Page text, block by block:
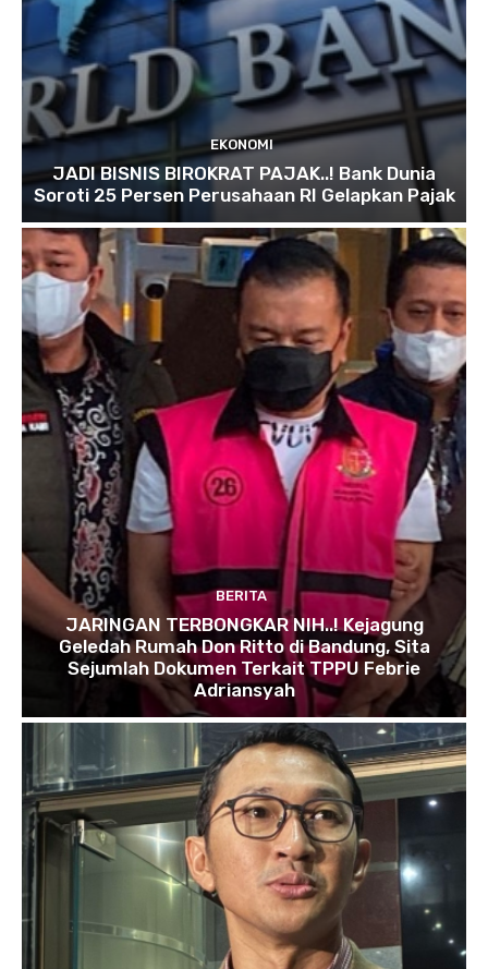
EKONOMI
JADI BISNIS BIROKRAT PAJAK..! Bank Dunia
Soroti 25 Persen Perusahaan RI Gelapkan Pajak
BERITA
JARINGAN TERBONGKAR NIH..! Kejagung
Geledah Rumah Don Ritto di Bandung, Sita
Sejumlah Dokumen Terkait TPPU Febrie
Adriansyah